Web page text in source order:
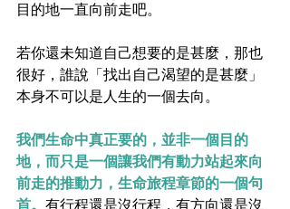
目的地一直向前走吧。
若你還未知道自己想要的是甚麼，那也
很好，誰說「找出自己渴望的是甚麼」
本身不可以是人生的一個去向。
我們生命中真正要的，並非一個目的
地，而只是一個讓我們有動力站起來向
前走的推動力，生命旅程章節的一個句
首。 有行程還是沒行程，有方向還是沒